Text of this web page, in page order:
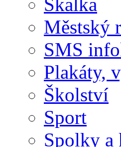
Městský
SMS
Plakáty,
Školství
Sport
Spolky a